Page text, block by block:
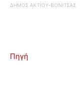
ΔΗΜΟΣ ΑΚΤΙΟΥ-ΒΟΝΙΤΣΑΣ
Πηγή